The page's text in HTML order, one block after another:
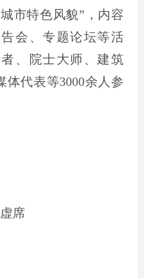
市特色风貌”，内容
会、专题论坛等活
、院士大师、建筑
体代表等3000余人参
席